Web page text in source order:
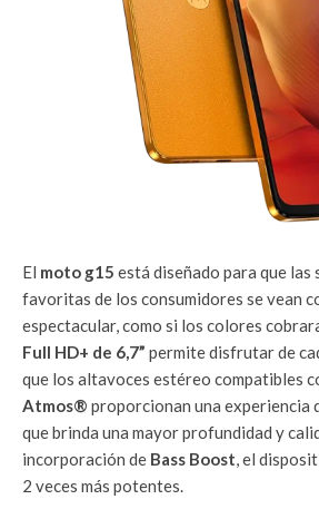
El moto g15 está diseñado para que las
favoritas de los consumidores se vean
espectacular, como si los colores
Full HD+ de 6,7” permite disfrutar de
que los altavoces estéreo compatibles
Atmos® proporcionan una experiencia
que brinda una mayor profundidad y
incorporación de Bass Boost, el
2 veces más potentes.